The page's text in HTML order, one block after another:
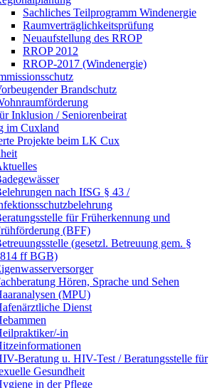
Sachliches Teilprogramm Windenergie
Raumverträglichkeitsprüfung
Neuaufstellung des RROP
RROP 2012
RROP-2017 (Windenergie)
Brandschutz
Inklusion / Seniorenbeirat
im Cuxland
Projekte beim LK Cux
nach IfSG § 43 /
für Früherkennung und
(BFF)
(gesetzl. Betreuung gem. §
ff BGB)
Hören, Sprache und Sehen
(MPU)
Dienst
in
Beratung u. HIV-Test / Beratungsstelle für
Gesundheit
in der Pflege